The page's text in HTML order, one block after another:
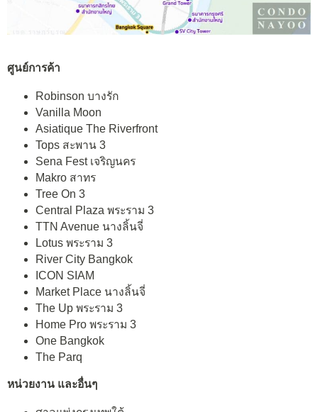
ศูนย์การค้า
Robinson บางรัก
Vanilla Moon
Asiatique The Riverfront
Tops สะพาน 3
Sena Fest เจริญนคร
Makro สาทร
Tree On 3
Central Plaza พระราม 3
TTN Avenue นางลิ้นจี่
Lotus พระราม 3
River City Bangkok
ICON SIAM
Market Place นางลิ้นจี่
The Up พระราม 3
Home Pro พระราม 3
One Bangkok
The Parq
หน่วยงาน และอื่นๆ